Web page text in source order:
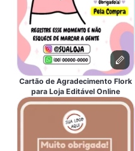
Cartão de Agradecimento Flork
para Loja Editável Online